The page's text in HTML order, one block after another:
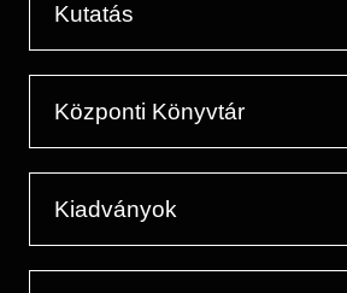
Kutatás
Központi Könyvtár
Kiadványok